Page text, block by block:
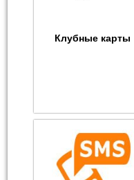
Клубные карты